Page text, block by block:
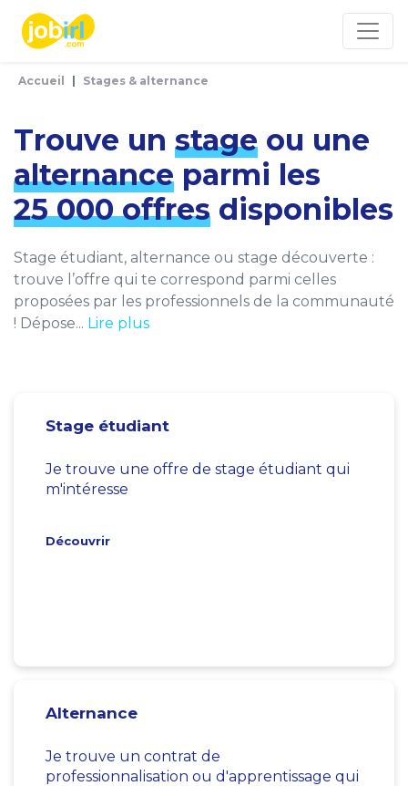
Accueil Stages & alternance
Trouve un stage ou une
alternance parmi les
25 000 offres disponibles
Stage étudiant, alternance ou stage découverte :
trouve l’offre qui te correspond parmi celles
proposées par les professionnels de la communauté
! Dépose... Lire plus
Stage étudiant
Je trouve une offre de stage étudiant qui
m'intéresse
Découvrir
Alternance
Je trouve un contrat de
professionnalisation ou d'apprentissage qui
Panneau de gestion des cookies